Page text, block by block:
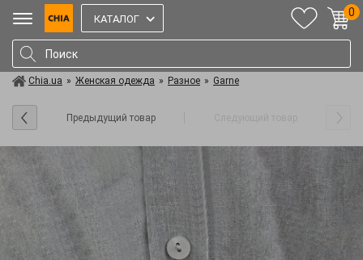
КАТАЛОГ
0
Chia.ua » Женская одежда » Разное » Garne
Предыдущий товар